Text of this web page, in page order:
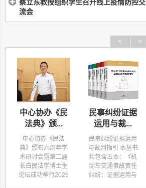
蔡立东教授组织学生召开线上疫情防控交
流会
民事纠纷证据
运用与裁...
民事纠纷证据运用
与裁判指引 本丛书
共包含五本：《机
动车交通事故责任
纠纷：证据运用与
中心主任蔡立
东教授受...
中心主任蔡立东教
授受邀参加最高人
民法院法学专家学
者座谈会2025年1
月15日下午，最高
< >